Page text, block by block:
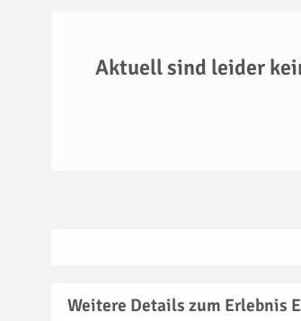
Aktuell sind leider
Weitere Details zum Erlebnis